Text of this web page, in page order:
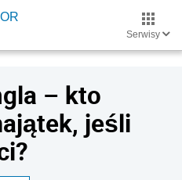
Serwisy
– kto
jeśli